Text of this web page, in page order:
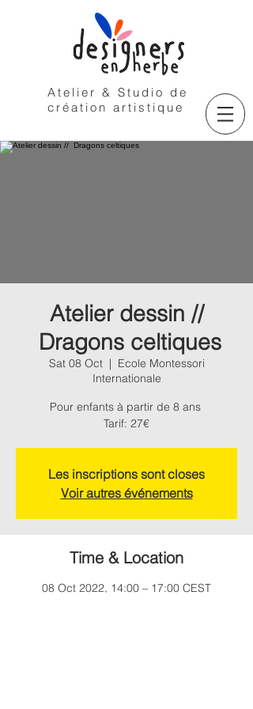
Atelier & Studio de
création artistique
Atelier dessin //
Dragons celtiques
Sat 08 Oct
  |
Ecole Montessori
Internationale
Pour enfants à partir de 8 ans
Tarif: 27€
Les inscriptions sont closes
Voir autres événements
Time & Location
08 Oct 2022, 14:00 – 17:00 CEST